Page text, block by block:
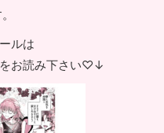
ルは
お読み下さい♡↓